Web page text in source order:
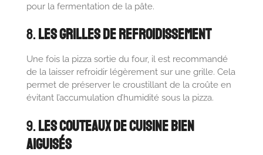
pour la fermentation de la pâte.
8.Les Grilles de Refroidissement
Une fois la pizza sortie du four, il est recommandé
de la laisser refroidir légèrement sur une grille. Cela
permet de préserver le croustillant de la croûte en
évitant l’accumulation d’humidité sous la pizza.
9.Les Couteaux de Cuisine Bien
Aiguisés